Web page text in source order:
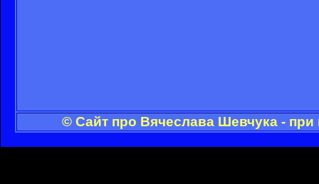
© Сайт про Вячеслава Шевчука -